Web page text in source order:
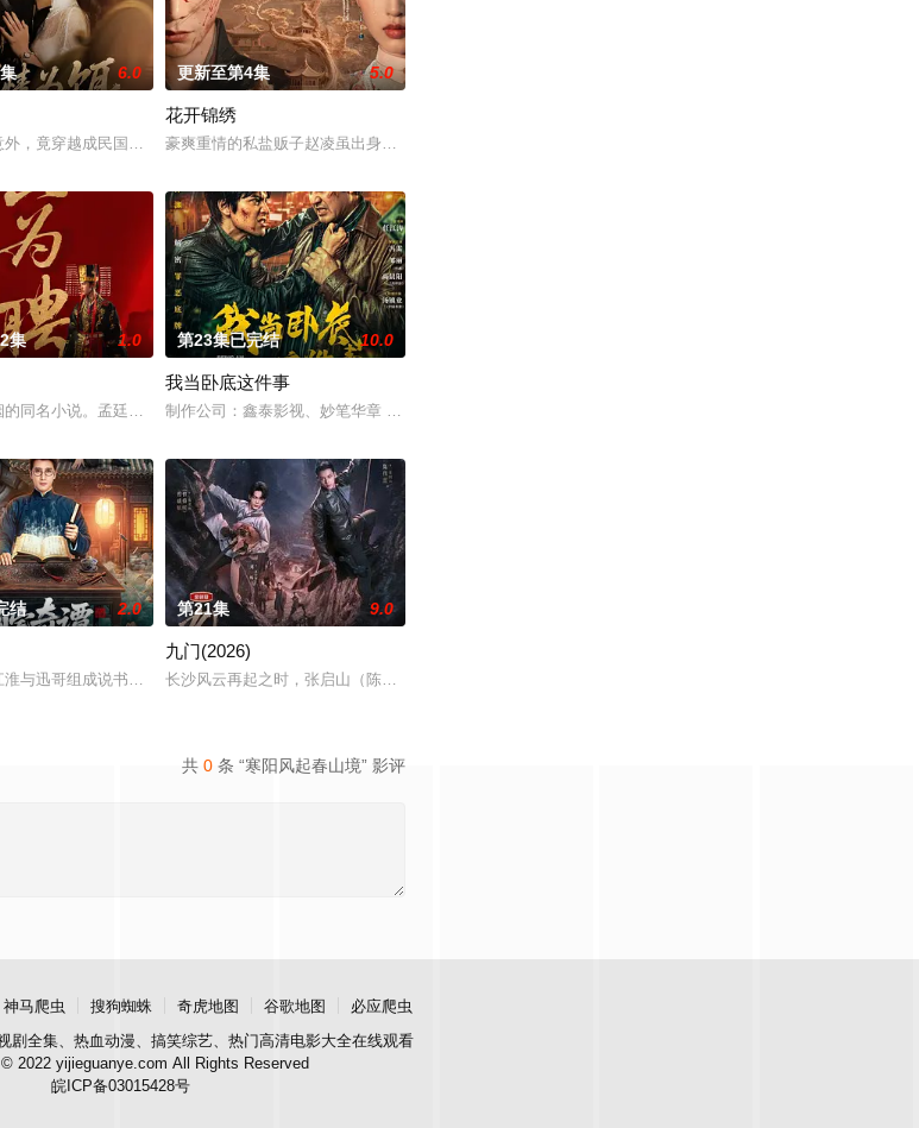
和生物学意义上的喜欢。”那个夜晚，他脸颊微热，还听见自己
的故事。甲午战争后，国家蒙羞，张謇虽高中状元，却渴望寻求强国之路。他毅然弃政从商，殚精竭虑，
6.0
外，竟穿越成民国少夫人苏沐晚，醒来，却是丈夫枪口相对、父母冤案、连环下毒……她于绝境中步步破局，与“醋精”少爷凌慎行从生
更新至第4集 5.0
花开锦绣
豪爽重情的私盐贩子赵凌虽出身草莽，却心怀壮志，他结识了遭人诬陷私通的世家名媛小姐傅庭芸，被迫一起
意外踏入玄机界，继而卷入虎云国内乱的漩涡，身陷重重危机，
的双重背叛。她从恨意中涅槃重生，借私生女桑落的身份入住程家。她步步为营，周旋在各怀心思的豪门
集 1.0
的同名小说。孟廷辉，大平王朝有史以来个以女子进士科三元及第入翰林院的奇女子。十年前的她被他从死人堆里救出来，蓬头垢面
第23集已完结 10.0
我当卧底这件事
制作公司：鑫泰影视、妙笔华章 题材：警匪、反诈 规格：15分钟X24集 拍摄地点：广东 出品人：郑伟、梁可
陈瑶 饰）与九门诸人共赴冒险奇局。一桩401部队的神秘失
的“夏令营”完成复仇的受害者；临终前与遗憾和解的“无用之人”；共享同一具躯体的人格“刮刮乐
结 2.0
与迅哥组成说书班子，偶遇“白天人住屋，晚上鬼占房”的阴阳宅，江淮被掳走配“阴婚”。他与女探长穆英搭档，侦破阎王娶亲、五鬼
第21集 9.0
九门(2026)
长沙风云再起之时，张启山（陈伟霆 饰）与吴老狗（曾舜晞 饰）强强联手，携手霍仙姑（陈瑶 饰）与九门诸
共 0 条 “寒阳风起春山境” 影评
神马爬虫 搜狗蜘蛛 奇虎地图 谷歌地图
必应爬虫
剧全集、热血动漫、搞笑综艺、热门高清电影大全在线观看
2022 yijieguanye.com All Rights Reserved
皖ICP备03015428号